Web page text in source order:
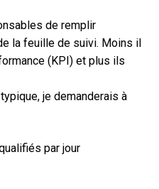
de remplir
la feuille de suivi. Moins il
(KPI) et plus ils
je demanderais à
par jour